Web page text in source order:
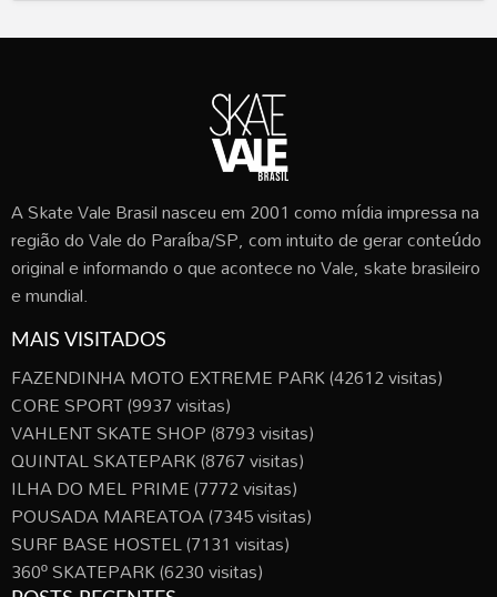
A Skate Vale Brasil nasceu em 2001 como mídia impressa na
região do Vale do Paraíba/SP, com intuito de gerar conteúdo
original e informando o que acontece no Vale, skate brasileiro
e mundial.
MAIS VISITADOS
FAZENDINHA MOTO EXTREME PARK(42612 visitas)
CORE SPORT(9937 visitas)
VAHLENT SKATE SHOP(8793 visitas)
QUINTAL SKATEPARK(8767 visitas)
ILHA DO MEL PRIME(7772 visitas)
POUSADA MAREATOA(7345 visitas)
SURF BASE HOSTEL(7131 visitas)
360º SKATEPARK(6230 visitas)